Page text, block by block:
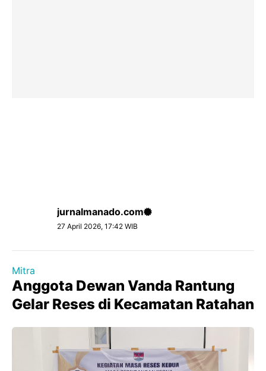
jurnalmanado.com
27 April 2026, 17:42 WIB
Mitra
Anggota Dewan Vanda Rantung
Gelar Reses di Kecamatan Ratahan